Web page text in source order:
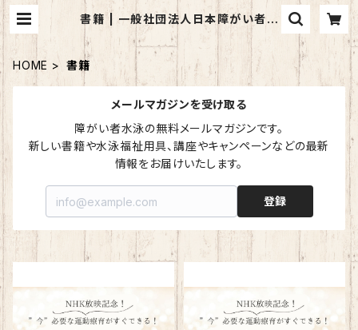
書籍 | 一般社団法人日本障がい者ス
イミング協会
HOME 書籍
メールマガジンを受け取る
障がい者水泳の無料メールマガジンです。
新しい書籍や水泳福祉用具、講座やキャンペーンなどの最新
情報をお届けいたします。
登録